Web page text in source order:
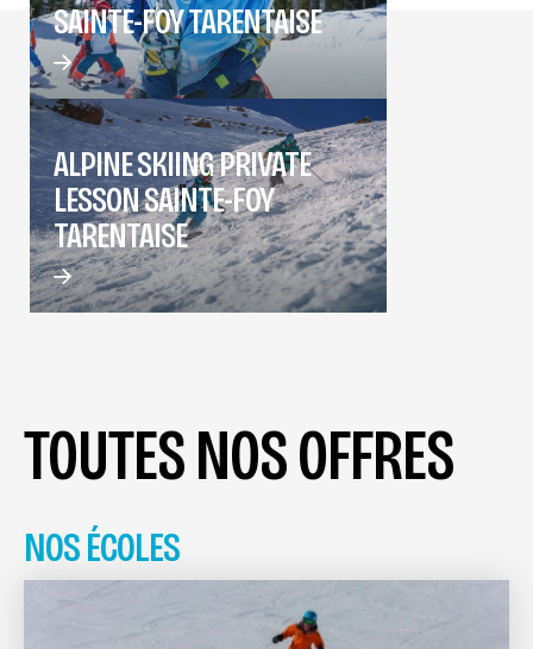
SAINTE-FOY TARENTAISE
ALPINE SKIING PRIVATE
LESSON SAINTE-FOY
TARENTAISE
TOUTES NOS OFFRES
NOS ÉCOLES